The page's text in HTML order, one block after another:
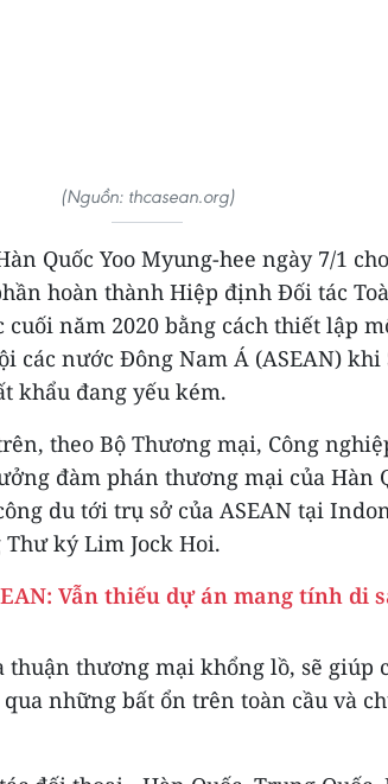
(Nguồn: thcasean.org)
Quốc Yoo Myung-hee ngày 7/1
hoàn thành Hiệp định Đối tác
cuối năm 2020 bằng cách thiết lập
các nước Đông Nam Á (ASEAN) khi
khẩu đang yếu kém.
theo Bộ Thương mại, Công
đàm phán thương mại của Hàn
du tới trụ sở của ASEAN tại
Thư ký Lim Jock Hoi.
Vẫn thiếu dự án mang tính di
thuận thương mại khổng lồ, sẽ giúp
những bất ổn trên toàn cầu và